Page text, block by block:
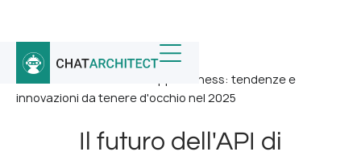
Home / Notizia /
Il futuro dell'API di WhatsApp Business: tendenze e
innovazioni da tenere d'occhio nel 2025
Il futuro dell'API di